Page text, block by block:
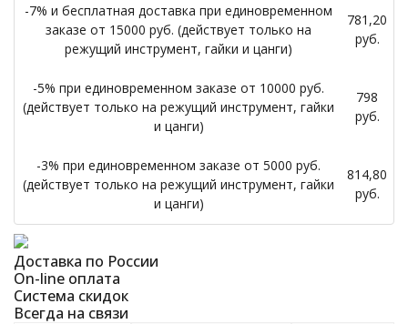
-7% и бесплатная доставка при единовременном
заказе от 15000 руб. (действует только на
режущий инструмент, гайки и цанги)
781,20
руб.
-5% при единовременном заказе от 10000 руб.
(действует только на режущий инструмент, гайки
и цанги)
798
руб.
-3% при единовременном заказе от 5000 руб.
(действует только на режущий инструмент, гайки
и цанги)
814,80
руб.
Доставка по России
On-line оплата
Система скидок
Всегда на связи